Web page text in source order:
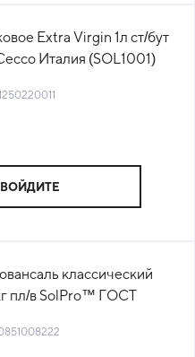
Extra Virgin 1л ст/бут
Италия (SOL1001)
ВОЙДИТЕ
классический
пл/в SolPro™ ГОСТ
(КОД 11513) (0°С)